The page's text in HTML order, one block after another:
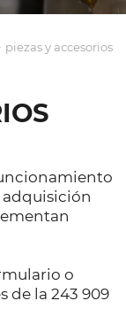
piezas y accesorios
adquisición
o
de la 243 909